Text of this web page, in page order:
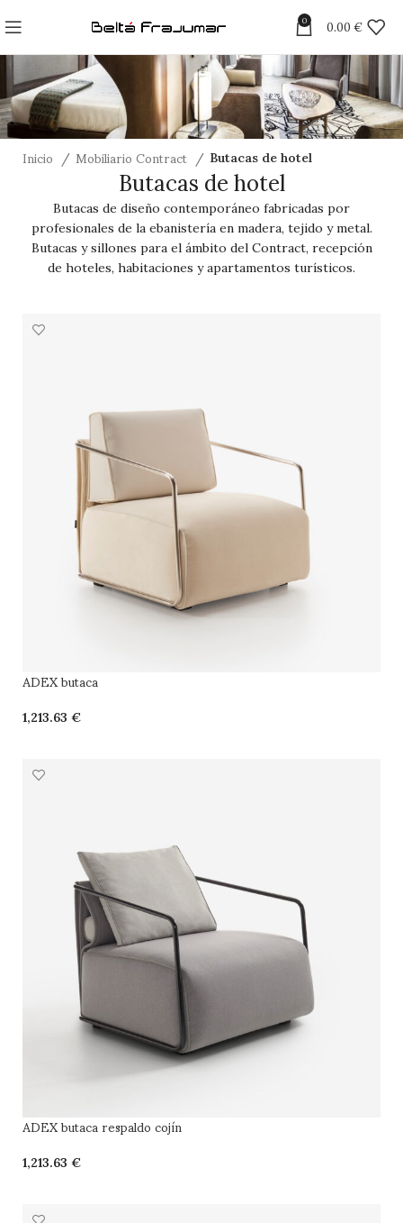
0 0.00 €
Inicio Mobiliario Contract Butacas de hotel
Butacas de hotel
Butacas de diseño contemporáneo fabricadas por
profesionales de la ebanistería en madera, tejido y metal.
Butacas y sillones para el ámbito del Contract, recepción
de hoteles, habitaciones y apartamentos turísticos.
ADEX butaca
€
ADEX butaca respaldo cojín
€